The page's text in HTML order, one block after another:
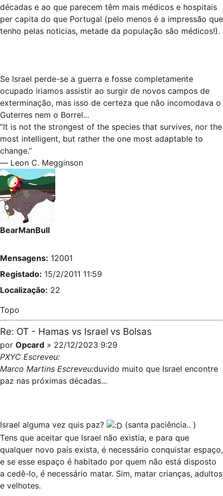
décadas e ao que parecem têm mais médicos e hospitais
per capita do que Portugal (pelo menos é a impressão que
tenho pelas noticias, metade da população são médicos!).
Se Israel perde-se a guerra e fosse completamente
ocupado iriamos assistir ao surgir de novos campos de
exterminação, mas isso de certeza que não incomodava o
Guterres nem o Borrel...
“It is not the strongest of the species that survives, nor the
most intelligent, but rather the one most adaptable to
change.”
― Leon C. Megginson
BearManBull
Mensagens: 12001
Registado: 15/2/2011 11:59
Localização: 22
Topo
Re: OT - Hamas vs Israel vs Bolsas
por Opcard » 22/12/2023 9:29
PXYC Escreveu:
Marco Martins Escreveu:duvido muito que Israel encontre
paz nas próximas décadas...
Israel alguma vez quis paz?
(santa paciência.. )
Tens que aceitar que Israel não existia, e para que
qualquer novo país exista, é necessário conquistar espaço,
e se esse espaço é habitado por quem não está disposto
a cedê-lo, é necessário matar. Sim, matar crianças, adultos
e velhotes.